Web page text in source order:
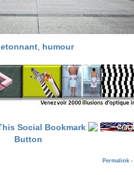
etonnant, humour
Permalink -